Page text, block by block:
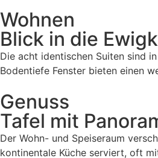
Wohnen
Blick in die
Die acht identischen Suiten sind
Bodentiefe Fenster bieten einen
Genuss
Tafel mit
Der Wohn- und Speiseraum
kontinentale Küche serviert, oft